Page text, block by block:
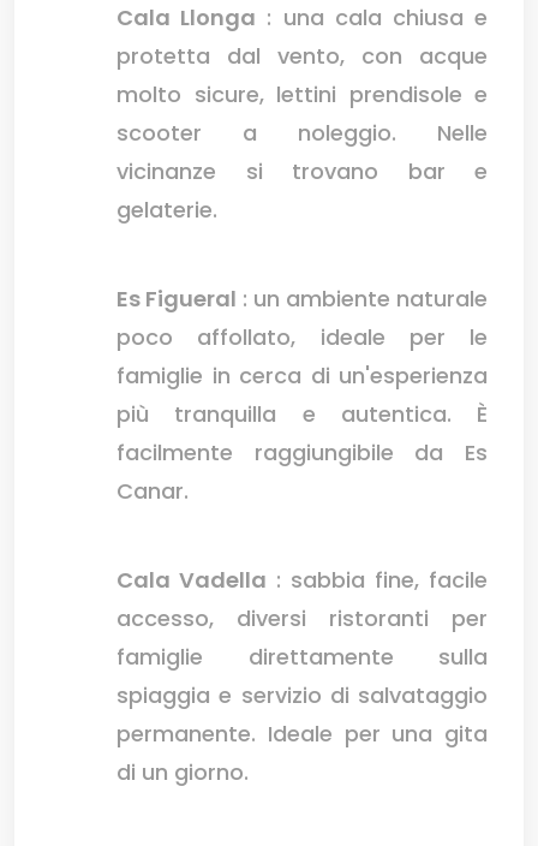
Cala Llonga : una cala chiusa e
protetta dal vento, con acque
molto sicure, lettini prendisole e
scooter a noleggio. Nelle
vicinanze si trovano bar e
gelaterie.
Es Figueral : un ambiente naturale
poco affollato, ideale per le
famiglie in cerca di un'esperienza
più tranquilla e autentica. È
facilmente raggiungibile da Es
Canar.
Cala Vadella : sabbia fine, facile
accesso, diversi ristoranti per
famiglie direttamente sulla
spiaggia e servizio di salvataggio
permanente. Ideale per una gita
di un giorno.